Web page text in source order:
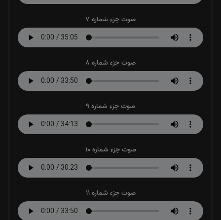
صوت جزء شماره 7
صوت جزء شماره 8
صوت جزء شماره 9
صوت جزء شماره 10
صوت جزء شماره 11